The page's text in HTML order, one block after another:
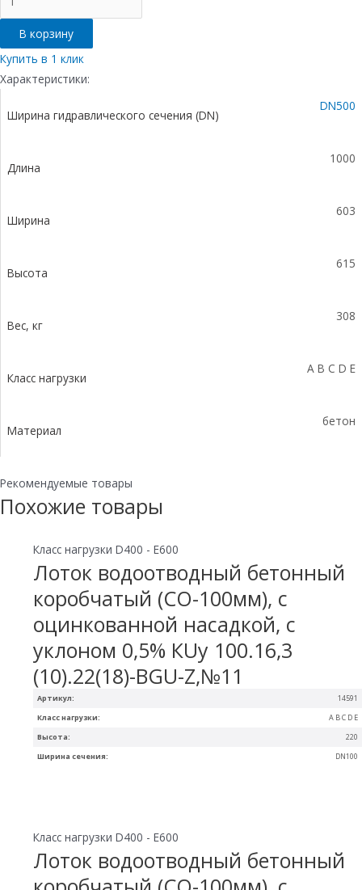
товара
Лоток
водоотводный
бетонный
коробчатый
(СО-500мм),
чугунной
уклоном
100.60,3
BGZ-
В корзину
Купить в 1 клик
Характеристики:
Ширина гидравлического сечения (DN)
DN500
Длина
1000
Ширина
603
Высота
615
Вес, кг
308
Класс нагрузки
A B C D E
Материал
бетон
Рекомендуемые товары
Похожие товары
Артикул: 14591
Ширина сечения: DN100
Высота: 220
Класс нагрузки: A B C D E
Класс нагрузки D400 - E600
Лоток водоотводный бетонный
коробчатый (СО-100мм), с
оцинкованной насадкой, с
уклоном 0,5% КUу 100.16,3
(10).22(18)-BGU-Z,№11
Класс нагрузки D400 - E600
Лоток водоотводный бетонный